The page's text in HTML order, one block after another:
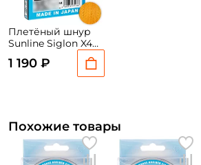
Плетёный шнур
Sunline Siglon X4
ORANGE
1 190 ₽
Похожие товары